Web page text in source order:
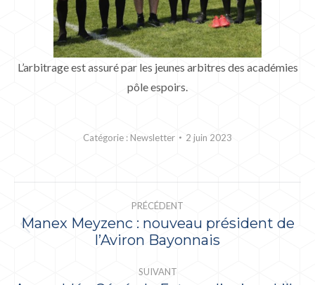
L’arbitrage est assuré par les jeunes arbitres des académies
pôle espoirs.
Catégorie : Newsletter 2 juin 2023
ARTICLE
PRÉCÉDENT
Article
précédent
:
Manex Meyzenc : nouveau président de
l’Aviron Bayonnais
SUIVANT